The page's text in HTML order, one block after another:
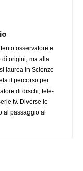
osservatore e
origini, ma alla
laurea in Scienze
il percorso per
di dischi, tele-
tv. Diverse le
al passaggio al